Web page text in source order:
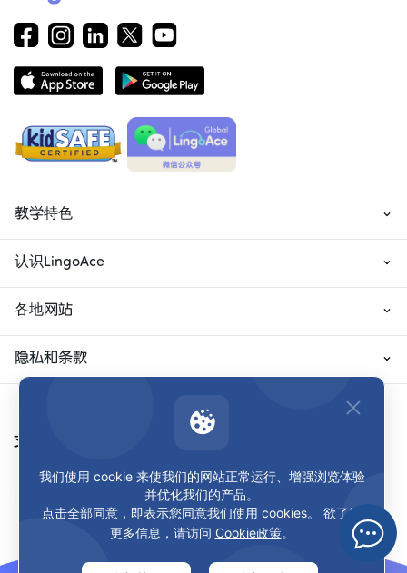
教学特色
认识LingoAce
各地网站
隐私和条款
支付方式
我们使用 cookie 来使我们的网站正常运行、增强浏览体验
并优化我们的产品。
点击全部同意，即表示您同意我们使用 cookies。 欲了解
更多信息，请访问 Cookie政策。